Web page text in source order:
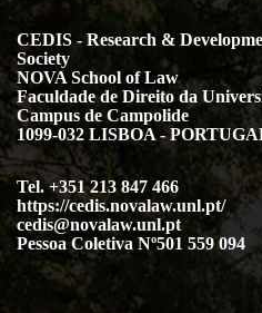
CEDIS - Research &
Society
NOVA School of Law
Faculdade de Direito da
Campus de Campolide
1099-032 LISBOA -
Tel. +351 213 847 466
https://cedis.novalaw.unl.pt/
cedis@novalaw.unl.pt
Pessoa Coletiva Nº501 559 094